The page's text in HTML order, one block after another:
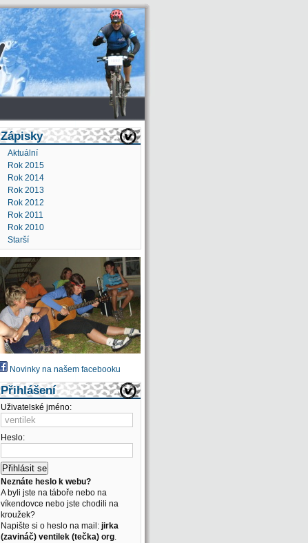
Zápisky
Aktuální
Rok 2015
Rok 2014
Rok 2013
Rok 2012
Rok 2011
Rok 2010
Starší
Novinky na našem facebooku
Přihlášení
Uživatelské jméno:
Heslo:
Neznáte heslo k webu?
A byli jste na táboře nebo na
víkendovce nebo jste chodili na
kroužek?
Napište si o heslo na mail: jirka
(zavináč) ventilek (tečka) org.